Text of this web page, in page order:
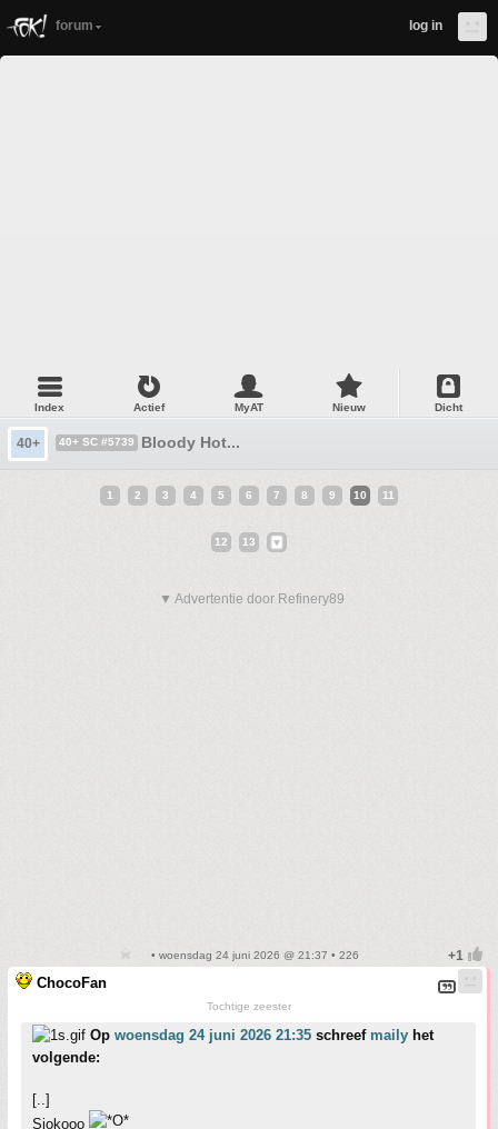
forum log in
Index Actief MyAT Nieuw Dicht
40+ 40+ SC #5739 Bloody Hot...
1 2 3 4 5 6 7 8 9 10 11
12 13
▼ Advertentie door Refinery89
• woensdag 24 juni 2026 @ 21:37 • 226
ChocoFan
Tochtige zeester
Op woensdag 24 juni 2026 21:35 schreef maily het
volgende:
[..]
Sjokooo